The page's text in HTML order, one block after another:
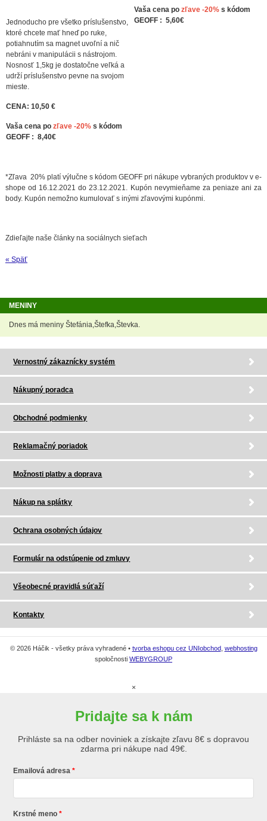
Jednoducho pre všetko príslušenstvo,
ktoré chcete mať hneď po ruke,
potiahnutím sa magnet uvoľní a nič
nebráni v manipulácii s nástrojom.
Nosnosť 1,5kg je dostatočne veľká a
udrží príslušenstvo pevne na svojom
mieste.
CENA: 10,50 €
Vaša cena pozľave -20%s kódom
GEOFF : 8,40€
Vaša cena pozľave -20%s kódom
GEOFF : 5,60€
*Zľava 20% platí výlučne s kódom GEOFF pri nákupe vybraných produktov v e-
shope od 16.12.2021 do 23.12.2021. Kupón nevymieňame za peniaze ani za
body. Kupón nemožno kumulovať s inými zľavovými kupónmi.
Zdieľajte naše články na sociálnych sieťach
« Späť
MENINY
Dnes má meniny Štefánia,Štefka,Števka.
Vernostný zákaznícky systém
Nákupný poradca
Obchodné podmienky
Reklamačný poriadok
Možnosti platby a doprava
Nákup na splátky
Ochrana osobných údajov
Formulár na odstúpenie od zmluvy
Všeobecné pravidlá súťaží
Kontakty
© 2026 Háčik - všetky práva vyhradené • tvorba eshopu cez UNIobchod, webhosting
spoločnosti WEBYGROUP
×
Pridajte sa k nám
Prihláste sa na odber noviniek a získajte zľavu 8€ s dopravou
zdarma pri nákupe nad 49€.
Emailová adresa
Krstné meno